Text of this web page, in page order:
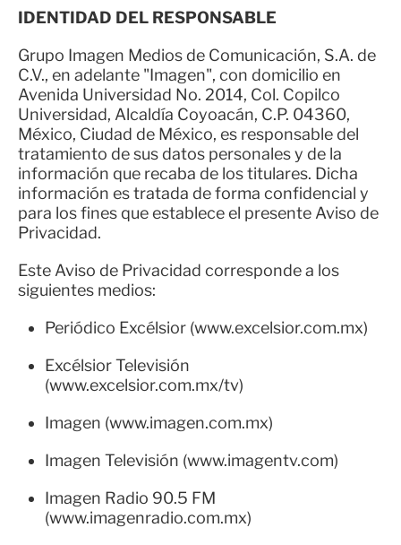
IDENTIDAD DEL RESPONSABLE
Grupo Imagen Medios de Comunicación, S.A. de
C.V., en adelante "Imagen", con domicilio en
Avenida Universidad No. 2014, Col. Copilco
Universidad, Alcaldía Coyoacán, C.P. 04360,
México, Ciudad de México, es responsable del
tratamiento de sus datos personales y de la
información que recaba de los titulares. Dicha
información es tratada de forma confidencial y
para los fines que establece el presente Aviso de
Privacidad.
Este Aviso de Privacidad corresponde a los
siguientes medios:
Periódico Excélsior (www.excelsior.com.mx)
Excélsior Televisión
(www.excelsior.com.mx/tv)
Imagen (www.imagen.com.mx)
Imagen Televisión (www.imagentv.com)
Imagen Radio 90.5 FM
(www.imagenradio.com.mx)